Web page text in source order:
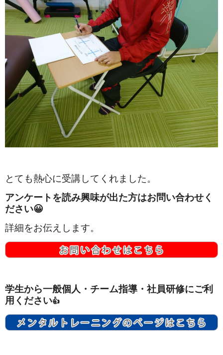
とても熱心に受講してくれました。
アンケートを読み興味が出た方はお問い合わせく
ださい😀
詳細をお伝えします。
学生から一般個人・チーム指導・社員研修にご利
用ください👍